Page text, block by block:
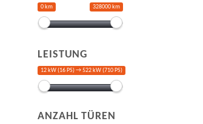
0 km 328000 km
LEISTUNG
12 kW (16 PS) →522 kW (710 PS)
ANZAHL TÜREN